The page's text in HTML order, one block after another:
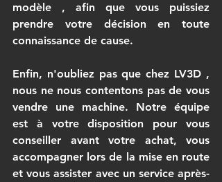
modèle , afin que vous puissiez
prendre votre décision en toute
connaissance de cause.
Enfin, n'oubliez pas que chez LV3D ,
nous ne nous contentons pas de vous
vendre une machine. Notre équipe
est à votre disposition pour vous
conseiller avant votre achat, vous
accompagner lors de la mise en route
et vous assister avec un service après-